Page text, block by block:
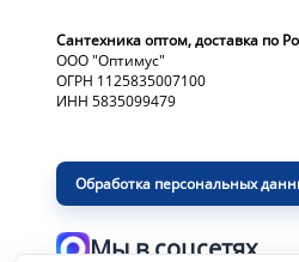
Сантехника оптом, доставка по
ООО "Оптимус"
ОГРН 1125835007100
ИНН 5835099479
Обработка персональных
Мы в соцсетях